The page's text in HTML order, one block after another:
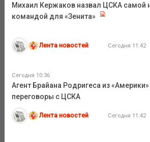
Михаил Кержаков назвал ЦСКА самой
командой для «Зенита»
Лента новостей Сегодня 11:42
Сегодня 10:36
Агент Брайана Родригеса из
переговоры с ЦСКА
Лента новостей Сегодня 11:42